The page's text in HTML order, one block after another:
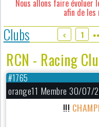
Nous allons faire évoluer
afin de
Clubs 1
RCN - Racing
#1765
orange11 Membre 30/07/
!!!